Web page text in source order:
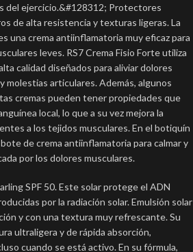
del ejercicio.&#128312; Protectores
de alta resistencia y texturas ligeras. La
una crema antiinflamatoria muy eficaz para
leves. RS7 Crema Fisio Forte utiliza
calidad diseñados para aliviar dolores
molestias articulares. Además, algunos
cremas pueden tener propiedades que
local, lo que a su vez mejora la
a los tejidos musculares. En el botiquín
de crema antiinflamatoria para calmar y
por los dolores musculares.
SPF 50. Este solar protege el ADN
por la radiación solar. Emulsión solar
y con una textura muy refrescante. Su
ultraligera y de rápida absorción,
cuando se está activo. En su fórmula,